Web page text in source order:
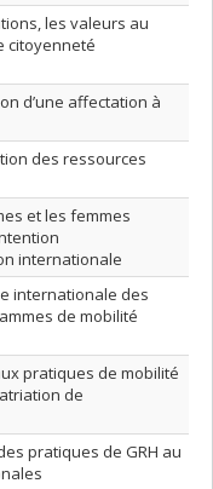
les valeurs au
citoyenneté
d’une affectation à
des ressources
et les femmes
internationale
internationale des
de mobilité
pratiques de mobilité
de
pratiques de GRH au